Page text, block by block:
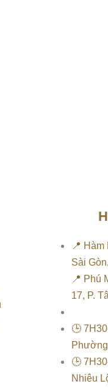
📍
Sài
📍 Phú
17, P.
🕒
🕒
Nhiêu